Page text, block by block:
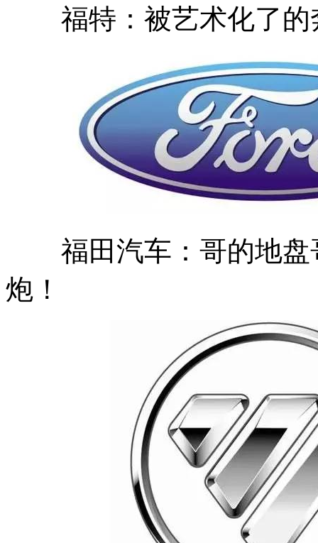
福特：被艺术化了的
福田汽车：哥的地盘
炮！